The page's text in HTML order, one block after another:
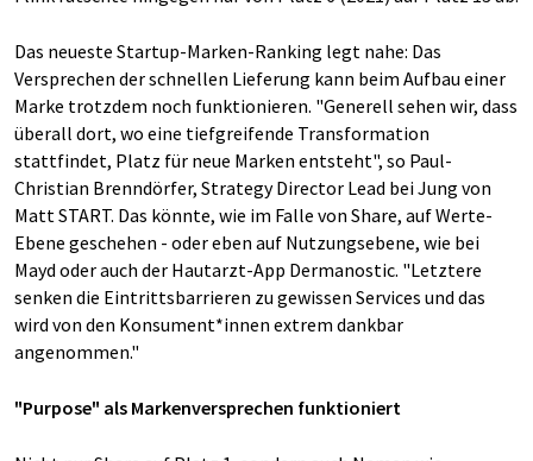
Das neueste Startup-Marken-Ranking legt nahe: Das
Versprechen der schnellen Lieferung kann beim Aufbau einer
Marke trotzdem noch funktionieren. "Generell sehen wir, dass
überall dort, wo eine tiefgreifende Transformation
stattfindet, Platz für neue Marken entsteht", so Paul-
Christian Brenndörfer, Strategy Director Lead bei Jung von
Matt START. Das könnte, wie im Falle von Share, auf Werte-
Ebene geschehen - oder eben auf Nutzungsebene, wie bei
Mayd oder auch der Hautarzt-App Dermanostic. "Letztere
senken die Eintrittsbarrieren zu gewissen Services und das
wird von den Konsument*innen extrem dankbar
angenommen."
"Purpose" als Markenversprechen funktioniert